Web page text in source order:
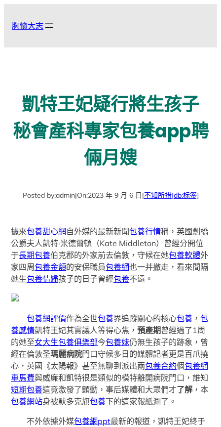
胸懷大志
凱特王妃疑行將生孩子
秘會產科專家包養app聘
倆月嫂
Posted by:admin|On:2023 年 9 月 6 日|不知所措[db:标签]
據來包養甜心網自外媒的最新新聞包養行情稱，英國劍橋
公爵夫人凱特·米德爾頓（Kate Middleton）曾經分開位
于長期包養伯克郡的外家前去倫敦，守候在她包養軟體外
家四周包養金額的安保職員包養網也一并撤走，看來間隔
她生包養情婦孩子的日子曾經包養不遠。
包養網評價作為全世包養界追蹤關心的核心包養 ，包
養感情凱特王妃其實讓人等得心焦，預產期 曾經過了1周
的她至女大生包養俱樂部今包養妹仍無生孩子的跡象，曾
經在倫敦圣瑪麗病院門口守候多日的媒體記者更是百爪撓
心，英國《太陽報》甚至無聊到派出兩包養合約個包養網
車馬費與威廉和凱特很是類似的模特離開病院門口，誰知
短期包養這竟激發了顫動，事后媒體和大眾們才了解，本
包養網站身被默多克旗包養下的這家報紙涮了。
不外依據外媒包養網ppt最新的報道，凱特王妃終于